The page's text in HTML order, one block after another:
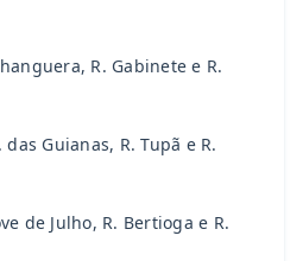
R. Gabinete e R.
das Guianas, R. Tupã e R.
de Julho, R. Bertioga e R.